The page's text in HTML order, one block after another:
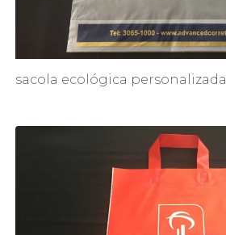
sacola ecológica personalizada